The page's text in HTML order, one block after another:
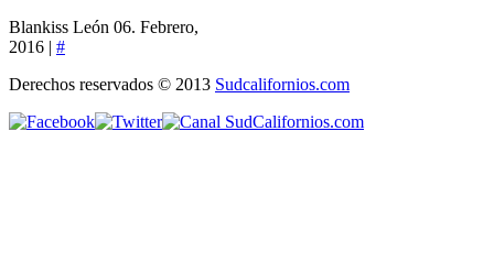
Blankiss León 06. Febrero,
2016 | #
Derechos reservados © 2013 Sudcalifornios.com